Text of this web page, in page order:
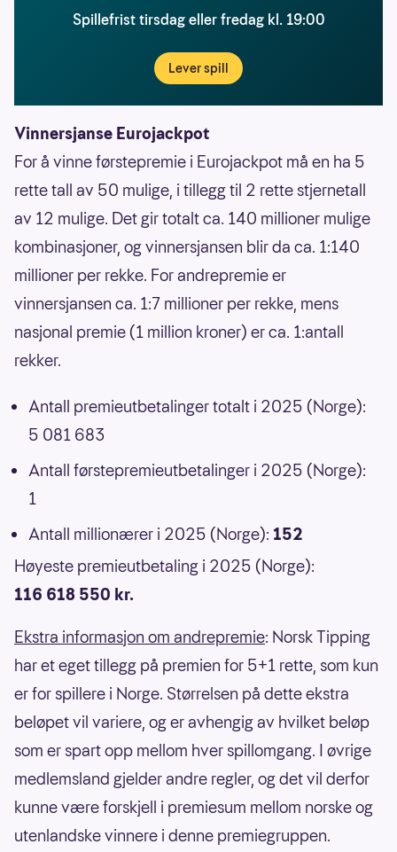
Spillefrist tirsdag eller fredag kl. 19:00
Lever spill
Vinnersjanse Eurojackpot
For å vinne førstepremie i Eurojackpot må en ha 5
rette tall av 50 mulige, i tillegg til 2 rette stjernetall
av 12 mulige. Det gir totalt ca. 140 millioner mulige
kombinasjoner, og vinnersjansen blir da ca. 1:140
millioner per rekke. For andrepremie er
vinnersjansen ca. 1:7 millioner per rekke, mens
nasjonal premie (1 million kroner) er ca. 1:antall
rekker.
Antall premieutbetalinger totalt i 2025 (Norge):
5 081 683
Antall førstepremieutbetalinger i 2025 (Norge):
1
Antall millionærer i 2025 (Norge): 152
Høyeste premieutbetaling i 2025 (Norge):
116 618 550 kr.
Ekstra informasjon om andrepremie: Norsk Tipping
har et eget tillegg på premien for 5+1 rette, som kun
er for spillere i Norge. Størrelsen på dette ekstra
beløpet vil variere, og er avhengig av hvilket beløp
som er spart opp mellom hver spillomgang. I øvrige
medlemsland gjelder andre regler, og det vil derfor
kunne være forskjell i premiesum mellom norske og
utenlandske vinnere i denne premiegruppen.